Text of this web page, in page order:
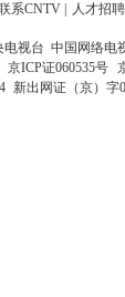
系CNTV 人才招聘
电视台 中国网络电
京ICP证060535号
新出网证（京）